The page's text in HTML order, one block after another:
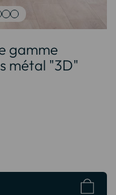
gamme
métal "3D"